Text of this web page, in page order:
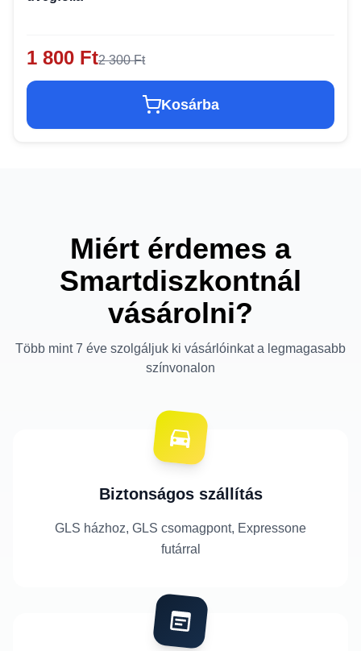
1 800 Ft2 300 Ft
Kosárba
Miért érdemes a
Smartdiszkontnál
vásárolni?
Több mint 7 éve szolgáljuk ki vásárlóinkat a legmagasabb
színvonalon
Biztonságos szállítás
GLS házhoz, GLS csomagpont, Expressone
futárral